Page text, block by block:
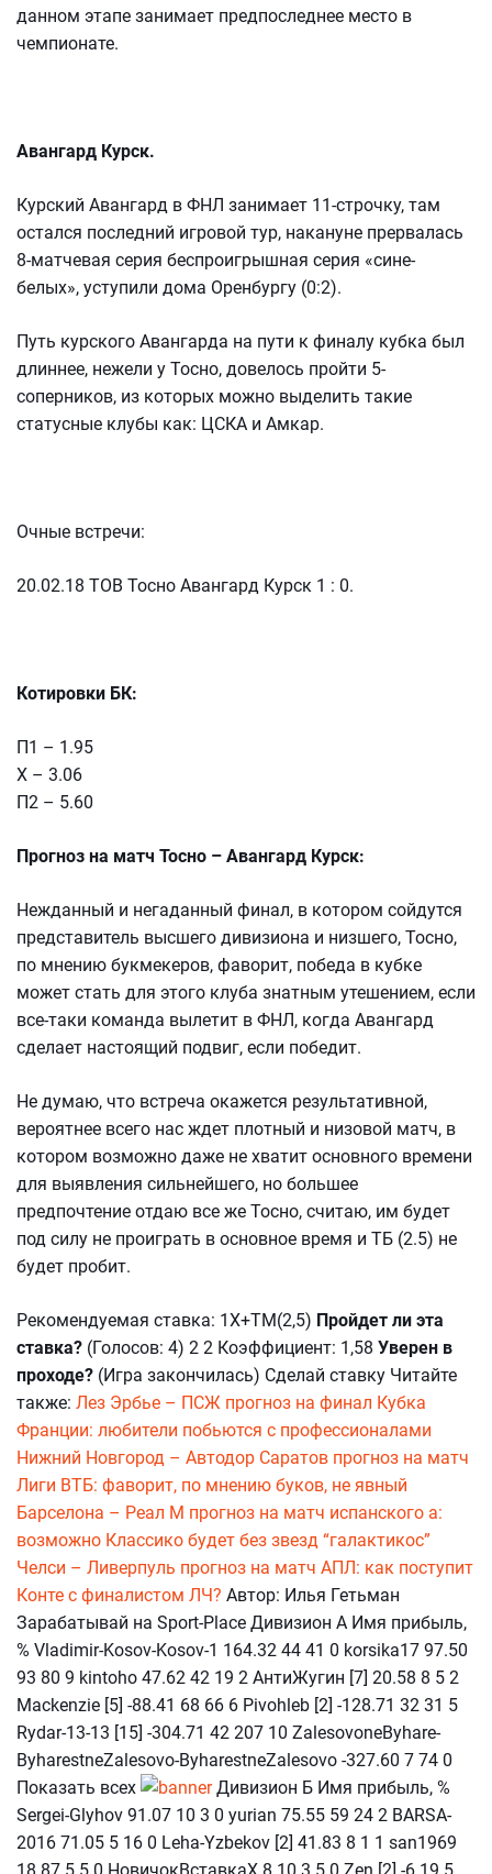
данном этапе занимает предпоследнее место в
чемпионате.
Авангард Курск.
Курский Авангард в ФНЛ занимает 11-строчку, там
остался последний игровой тур, накануне прервалась
8-матчевая серия беспроигрышная серия «сине-
белых», уступили дома Оренбургу (0:2).
Путь курского Авангарда на пути к финалу кубка был
длиннее, нежели у Тосно, довелось пройти 5-
соперников, из которых можно выделить такие
статусные клубы как: ЦСКА и Амкар.
Очные встречи:
20.02.18 ТОВ Тосно Авангард Курск 1 : 0.
Котировки БК:
П1 – 1.95
Х – 3.06
П2 – 5.60
Прогноз на матч Тосно – Авангард Курск:
Нежданный и негаданный финал, в котором сойдутся
представитель высшего дивизиона и низшего, Тосно,
по мнению букмекеров, фаворит, победа в кубке
может стать для этого клуба знатным утешением, если
все-таки команда вылетит в ФНЛ, когда Авангард
сделает настоящий подвиг, если победит.
Не думаю, что встреча окажется результативной,
вероятнее всего нас ждет плотный и низовой матч, в
котором возможно даже не хватит основного времени
для выявления сильнейшего, но большее
предпочтение отдаю все же Тосно, считаю, им будет
под силу не проиграть в основное время и ТБ (2.5) не
будет пробит.
Рекомендуемая ставка: 1Х+ТМ(2,5) Пройдет ли эта
ставка? (Голосов: 4) 2 2 Коэффициент: 1,58 Уверен в
проходе? (Игра закончилась) Сделай ставку Читайте
также: Лез Эрбье – ПСЖ прогноз на финал Кубка
Франции: любители побьются с профессионалами
Нижний Новгород – Автодор Саратов прогноз на матч
Лиги ВТБ: фаворит, по мнению буков, не явный
Барселона – Реал М прогноз на матч испанского а:
возможно Классико будет без звезд “галактикос”
Челси – Ливерпуль прогноз на матч АПЛ: как поступит
Конте с финалистом ЛЧ? Автор: Илья Гетьман
Зарабатывай на Sport-Place Дивизион А Имя прибыль,
% Vladimir-Kosov-Kosov-1 164.32 44 41 0 korsika17 97.50
93 80 9 kintoho 47.62 42 19 2 АнтиЖугин [7] 20.58 8 5 2
Mackenzie [5] -88.41 68 66 6 Pivohleb [2] -128.71 32 31 5
Rydar-13-13 [15] -304.71 42 207 10 ZalesovoneByhare-
ByharestneZalesovo-ByharestneZalesovo -327.60 7 74 0
Показать всех
Дивизион Б Имя прибыль, %
Sergei-Glyhov 91.07 10 3 0 yurian 75.55 59 24 2 BARSA-
2016 71.05 5 16 0 Leha-Yzbekov [2] 41.83 8 1 1 san1969